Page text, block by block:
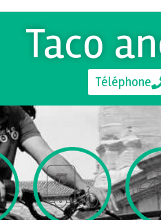
Taco
Téléphone